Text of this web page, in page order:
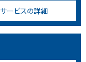
サービスの詳細